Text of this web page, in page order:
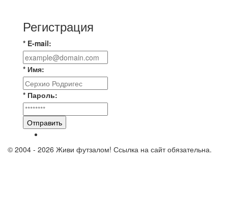
Регистрация
* E-mail:
* Имя:
* Пароль:
Отправить
© 2004 - 2026 Живи футзалом! Ссылка на сайт обязательна.